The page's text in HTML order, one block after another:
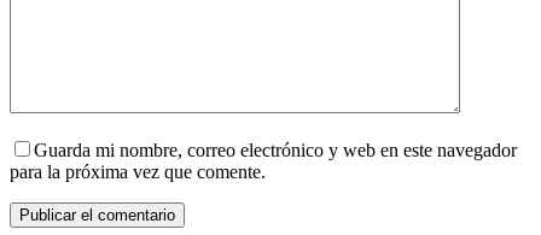
Guarda mi nombre, correo electrónico y web en este navegador
para la próxima vez que comente.
Publicar el comentario